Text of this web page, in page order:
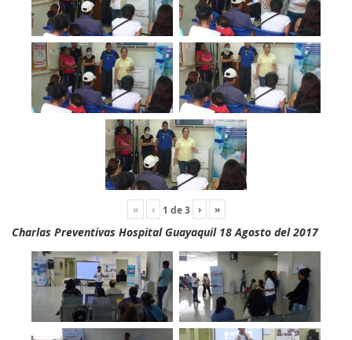
« ‹ 1 de3 › »
Charlas Preventivas Hospital Guayaquil 18 Agosto del 2017